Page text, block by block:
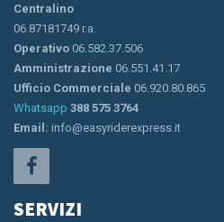
Centralino
06.87181749 r.a.
Operativo 06.582.37.506
Amministrazione 06.551.41.17
Ufficio Commerciale 06.920.80.865
Whatsapp 388 575 3764
Email: info@easyriderexpress.it
SERVIZI